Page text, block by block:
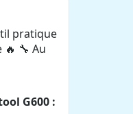
pratique
🔧 Au
G600 :